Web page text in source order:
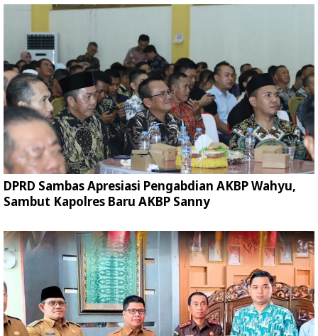
DPRD Sambas Apresiasi Pengabdian AKBP Wahyu,
Sambut Kapolres Baru AKBP Sanny